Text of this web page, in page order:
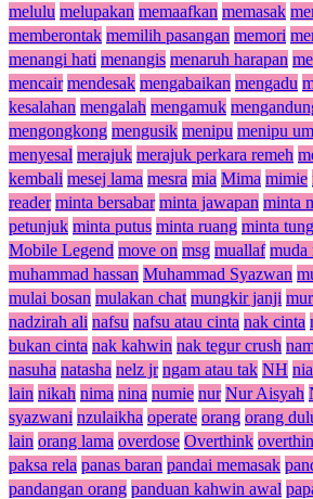
melulu melupakan memaafkan memasak
memberontak memilih pasangan memori
menangi hati menangis menaruh harapan
mencair mendesak mengabaikan mengadu
kesalahan mengalah mengamuk
mengongkong mengusik menipu menipu
menyesal merajuk merajuk perkara remeh
kembali mesej lama mesra mia Mima mimie
reader minta bersabar minta jawapan minta
petunjuk minta putus minta ruang minta
Mobile Legend move on msg muallaf muda
muhammad hassan Muhammad Syazwan
mulai bosan mulakan chat mungkir janji
nadzirah ali nafsu nafsu atau cinta nak cinta
bukan cinta nak kahwin nak tegur crush
nasuha natasha nelz jr ngam atau tak NH
lain nikah nima nina numie nur Nur Aisyah
syazwani nzulaikha operate orang orang
lain orang lama overdose Overthink
paksa rela panas baran pandai memasak
pandangan orang panduan kahwin awal